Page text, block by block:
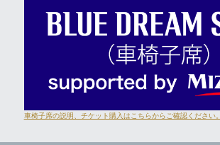
車椅子席の説明、チケット購入はこちらからご確認ください。